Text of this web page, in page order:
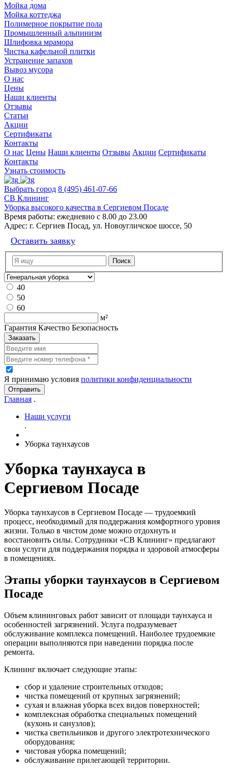
Мойка дома
Мойка коттеджа
Полимерное покрытие пола
Промышленный альпинизм
Шлифовка мрамора
Чистка кафельной плитки
Устранение запахов
Вывоз мусора
О нас
Цены
Наши клиенты
Отзывы
Статьи
Акции
Сертификаты
Контакты
О нас Цены Наши клиенты Отзывы Акции Сертификаты
Контакты
Узнать стоимость
Выбрать город 8 (495) 461-07-66
СВ Клининг
Уборка высокого качества в Сергиевом Посаде
Время работы: ежедневно с 8.00 до 23.00
Адрес: г. Сергиев Посад, ул. Новоугличское шоссе, 50
Оставить заявку
40
50
60
м²
Гарантия Качество Безопасность
Заказать
Я принимаю условия политики конфиденциальности
Отправить
Главная .
Наши услуги
.
Уборка таунхаусов
Уборка таунхауса в
Сергиевом Посаде
Уборка таунхаусов в Сергиевом Посаде — трудоемкий
процесс, необходимый для поддержания комфортного уровня
жизни. Только в чистом доме можно отдохнуть и
восстановить силы. Сотрудники «СВ Клининг» предлагают
свои услуги для поддержания порядка и здоровой атмосферы
в помещениях.
Этапы уборки таунхаусов в Сергиевом
Посаде
Объем клининговых работ зависит от площади таунхауса и
особенностей загрязнений. Услуга подразумевает
обслуживание комплекса помещений. Наиболее трудоемкие
операции выполняются при наведении порядка после
ремонта.
Клининг включает следующие этапы:
сбор и удаление строительных отходов;
чистка помещений от крупных загрязнений;
сухая и влажная уборка всех видов поверхностей;
комплексная обработка специальных помещений
(кухонь и санузлов);
чистка светильников и другого электротехнического
оборудования;
чистовая уборка помещений;
обслуживание прилегающей территории.